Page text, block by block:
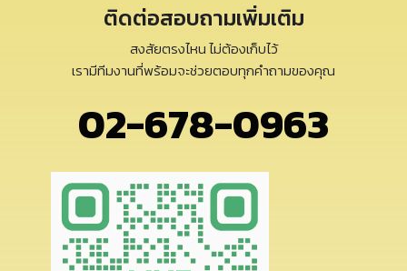
ติดต่อสอบถามเพิ่มเติม
สงสัยตรงไหน ไม่ต้องเก็บไว้
เรามีทีมงานที่พร้อมจะช่วยตอบทุกคำถามของคุณ
02-678-0963